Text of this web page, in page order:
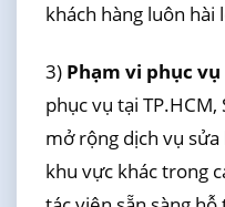
khách hàng luôn hài
3) Phạm vi phục
phục vụ tại
mở rộng dịch vụ
khu vực khác trong